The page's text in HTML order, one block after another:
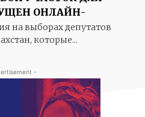
ОНЛАЙН-
на выборах депутатов
которые...
-